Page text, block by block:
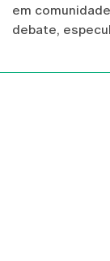
em
debate,